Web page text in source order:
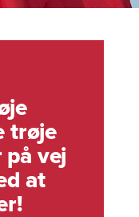
trøje
på vej
at